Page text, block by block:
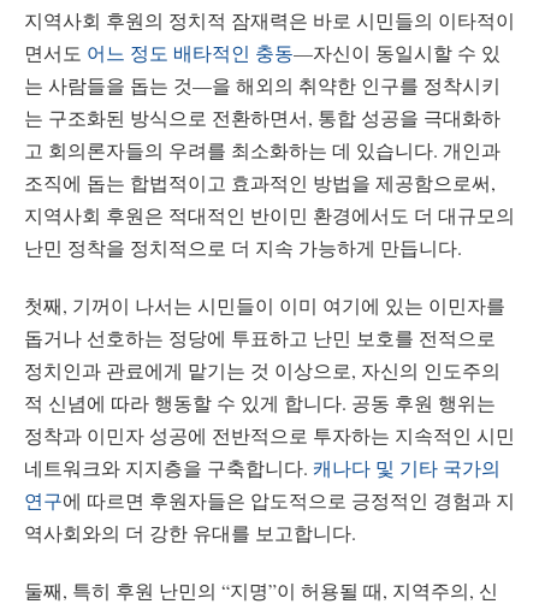
지역사회 후원의 정치적 잠재력은 바로 시민들의 이타적이
면서도 어느 정도 배타적인 충동—자신이 동일시할 수 있
는 사람들을 돕는 것—을 해외의 취약한 인구를 정착시키
는 구조화된 방식으로 전환하면서, 통합 성공을 극대화하
고 회의론자들의 우려를 최소화하는 데 있습니다. 개인과
조직에 돕는 합법적이고 효과적인 방법을 제공함으로써,
지역사회 후원은 적대적인 반이민 환경에서도 더 대규모의
난민 정착을 정치적으로 더 지속 가능하게 만듭니다.
첫째, 기꺼이 나서는 시민들이 이미 여기에 있는 이민자를
돕거나 선호하는 정당에 투표하고 난민 보호를 전적으로
정치인과 관료에게 맡기는 것 이상으로, 자신의 인도주의
적 신념에 따라 행동할 수 있게 합니다. 공동 후원 행위는
정착과 이민자 성공에 전반적으로 투자하는 지속적인 시민
네트워크와 지지층을 구축합니다. 캐나다 및 기타 국가의
연구에 따르면 후원자들은 압도적으로 긍정적인 경험과 지
역사회와의 더 강한 유대를 보고합니다.
둘째, 특히 후원 난민의 “지명”이 허용될 때, 지역주의, 신